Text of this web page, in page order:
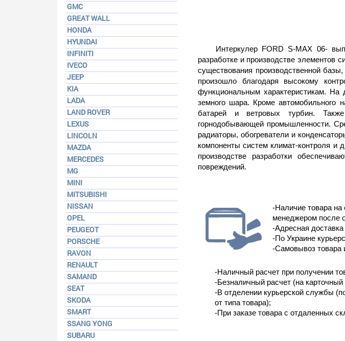
GMC
GREAT WALL
HONDA
HYUNDAI
INFINITI
IVECO
JEEP
KIA
LADA
LAND ROVER
LEXUS
LINCOLN
MAZDA
MERCEDES
MG
MINI
MITSUBISHI
NISSAN
OPEL
PEUGEOT
PORSCHE
RAVON
RENAULT
SAMAND
SEAT
SKODA
SMART
SSANG YONG
SUBARU
Интеркулер FORD S-MAX 06-
разработке и производстве элементов
существования производственной
произошло благодаря высокому
функциональным характеристикам.
земного шара. Кроме автомобильного
батарей и ветровых турбин.
горнодобывающей промышленности.
радиаторы, обогреватели и
компоненты систем климат-контроля
производстве разработки
повреждений.
-Наличие товара на
менеджером после
-Адресная
-По Украине
-Самовывоз товара
-Наличный расчет при получении
-Безналичный расчет (на
-В отделении курьерской службы
от типа товара);
-При заказе товара с отдаленных